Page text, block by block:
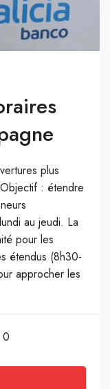
plus
: étendre
au jeudi. La
pour les
étendus (8h30-
approcher les
0